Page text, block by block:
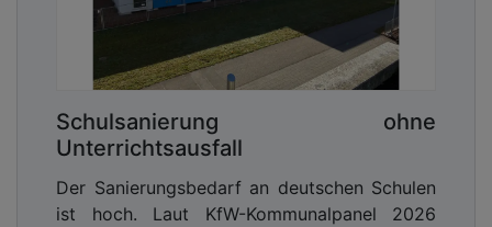
Schulsanierung ohne
Unterrichtsausfall
Der Sanierungsbedarf an deutschen Schulen
ist hoch. Laut KfW-Kommunalpanel 2026